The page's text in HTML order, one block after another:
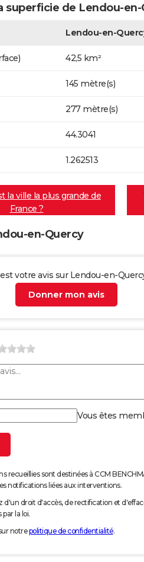
superficie de Lendou-en-
Lendou-en-
42,5 km²
145 mètre(s)
277 mètre(s)
44.3041
1.262513
la ville la plus grande de
France ?
en-Quercy
votre avis sur Lendou-en-
Donner mon avis
Vous êtes
recueillies sont destinées à CCM
notifications liées aux interventions.
d'un droit d'accès, de rectification et
par la loi.
notrepolitique de confidentialité.